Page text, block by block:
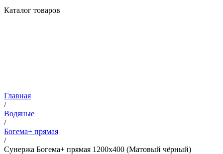
Каталог товаров
Главная
/
Водяные
/
Богема+ прямая
/
Сунержа Богема+ прямая 1200х400 (Матовый чёрный)